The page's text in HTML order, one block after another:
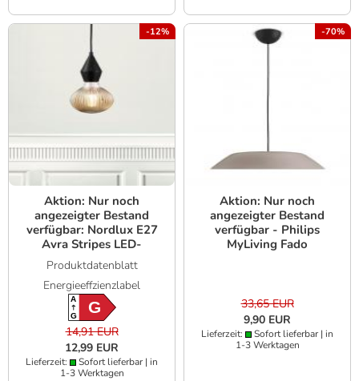
-12%
Aktion: Nur noch
angezeigter Bestand
verfügbar: Nordlux E27
Avra Stripes LED-
Filament Leuchtmittel
2W Extra Warmweiß
Smoke
Produktdatenblatt
Energieeffzienzlabel
A
GG
14,91 EUR
12,99 EUR
Lieferzeit:
Sofort lieferbar | in
1-3 Werktagen
-70%
Aktion: Nur noch
angezeigter Bestand
verfügbar - Philips
MyLiving Fado
33,65 EUR
9,90 EUR
Lieferzeit:
Sofort lieferbar | in
1-3 Werktagen